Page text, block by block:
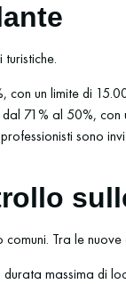
con un limite di
71% al 50%, con
sono
Tra le
massima di